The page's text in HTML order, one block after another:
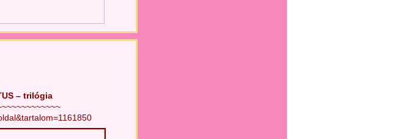
– trilógia